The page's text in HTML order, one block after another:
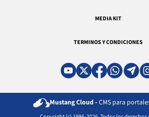
MEDIA KIT
TERMINOS Y CONDICIONES
Mustang Cloud - CMS para